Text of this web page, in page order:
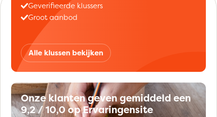
Geverifieerde klussers
Groot aanbod
Alle klussen bekijken
Onze klanten geven gemiddeld een
9,2 / 10,0 op Ervaringensite